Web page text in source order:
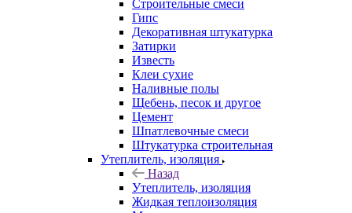
Строительные смеси
Гипс
Декоративная штукатурка
Затирки
Известь
Клеи сухие
Наливные полы
Щебень, песок и другое
Цемент
Шпатлевочные смеси
Штукатурка строительная
Утеплитель, изоляция
Назад
Утеплитель, изоляция
Жидкая теплоизоляция